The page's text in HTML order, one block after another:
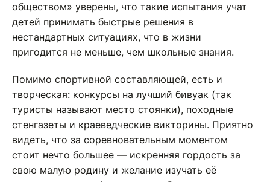
обществом» уверены, что такие испытания учат
детей принимать быстрые решения в
нестандартных ситуациях, что в жизни
пригодится не меньше, чем школьные знания.
Помимо спортивной составляющей, есть и
творческая: конкурсы на лучший бивуак (так
туристы называют место стоянки), походные
стенгазеты и краеведческие викторины. Приятно
видеть, что за соревновательным моментом
стоит нечто большее — искренняя гордость за
свою малую родину и желание изучать её